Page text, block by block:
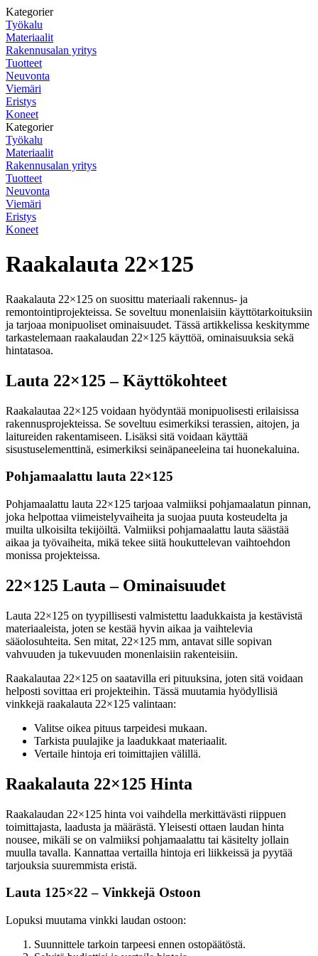
Kategorier
Työkalu
Materiaalit
Rakennusalan yritys
Tuotteet
Neuvonta
Viemäri
Eristys
Koneet
Kategorier
Työkalu
Materiaalit
Rakennusalan yritys
Tuotteet
Neuvonta
Viemäri
Eristys
Koneet
Raakalauta 22×125
Raakalauta 22×125 on suosittu materiaali rakennus- ja
remontointiprojekteissa. Se soveltuu monenlaisiin käyttötarkoituksiin
ja tarjoaa monipuoliset ominaisuudet. Tässä artikkelissa keskitymme
tarkastelemaan raakalaudan 22×125 käyttöä, ominaisuuksia sekä
hintatasoa.
Lauta 22×125 – Käyttökohteet
Raakalautaa 22×125 voidaan hyödyntää monipuolisesti erilaisissa
rakennusprojekteissa. Se soveltuu esimerkiksi terassien, aitojen, ja
laitureiden rakentamiseen. Lisäksi sitä voidaan käyttää
sisustuselementtinä, esimerkiksi seinäpaneeleina tai huonekaluina.
Pohjamaalattu lauta 22×125
Pohjamaalattu lauta 22×125 tarjoaa valmiiksi pohjamaalatun pinnan,
joka helpottaa viimeistelyvaiheita ja suojaa puuta kosteudelta ja
muilta ulkoisilta tekijöiltä. Valmiiksi pohjamaalattu lauta säästää
aikaa ja työvaiheita, mikä tekee siitä houkuttelevan vaihtoehdon
monissa projekteissa.
22×125 Lauta – Ominaisuudet
Lauta 22×125 on tyypillisesti valmistettu laadukkaista ja kestävistä
materiaaleista, joten se kestää hyvin aikaa ja vaihtelevia
sääolosuhteita. Sen mitat, 22×125 mm, antavat sille sopivan
vahvuuden ja tukevuuden monenlaisiin rakenteisiin.
Raakalautaa 22×125 on saatavilla eri pituuksina, joten sitä voidaan
helposti sovittaa eri projekteihin. Tässä muutamia hyödyllisiä
vinkkejä raakalauta 22×125 valintaan:
Valitse oikea pituus tarpeidesi mukaan.
Tarkista puulajike ja laadukkaat materiaalit.
Vertaile hintoja eri toimittajien välillä.
Raakalauta 22×125 Hinta
Raakalaudan 22×125 hinta voi vaihdella merkittävästi riippuen
toimittajasta, laadusta ja määrästä. Yleisesti ottaen laudan hinta
nousee, mikäli se on valmiiksi pohjamaalattu tai käsitelty jollain
muulla tavalla. Kannattaa vertailla hintoja eri liikkeissä ja pyytää
tarjouksia suuremmista eristä.
Lauta 125×22 – Vinkkejä Ostoon
Lopuksi muutama vinkki laudan ostoon:
Suunnittele tarkoin tarpeesi ennen ostopäätöstä.